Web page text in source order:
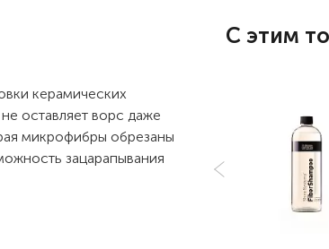
керамических
оставляет ворс даже
микрофибры обрезаны
зацарапывания
С этим